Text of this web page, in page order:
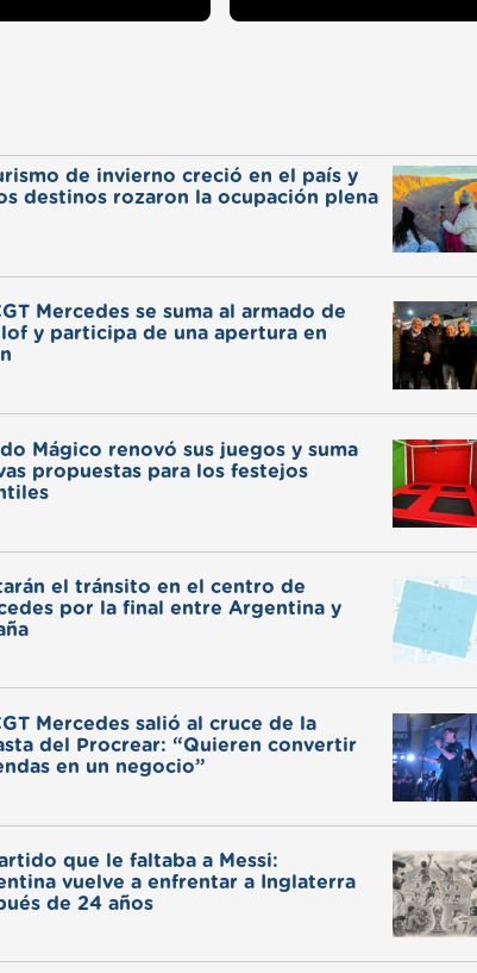
de invierno creció en el país y
destinos rozaron la ocupación plena
Mercedes se suma al armado de
y participa de una apertura en
Mágico renovó sus juegos y suma
propuestas para los festejos
el tránsito en el centro de
por la final entre Argentina y
Mercedes salió al cruce de la
del Procrear: “Quieren convertir
en un negocio”
que le faltaba a Messi:
vuelve a enfrentar a Inglaterra
de 24 años